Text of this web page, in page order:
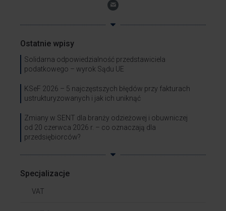
Ostatnie wpisy
Solidarna odpowiedzialność przedstawiciela
podatkowego – wyrok Sądu UE
KSeF 2026 – 5 najczęstszych błędów przy fakturach
ustrukturyzowanych i jak ich uniknąć
Zmiany w SENT dla branży odzieżowej i obuwniczej
od 20 czerwca 2026 r. – co oznaczają dla
przedsiębiorców?
Specjalizacje
VAT